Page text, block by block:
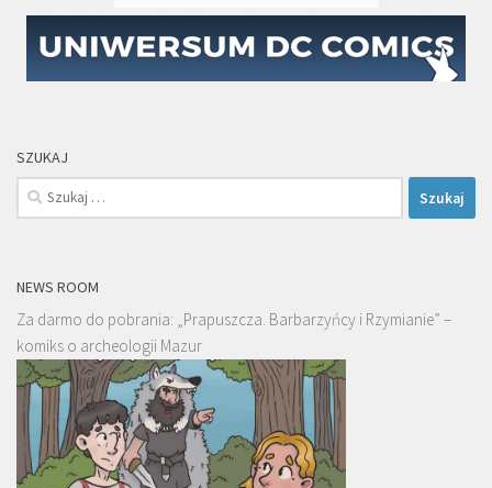
SZUKAJ
Szukaj:
NEWS ROOM
Za darmo do pobrania: „Prapuszcza. Barbarzyńcy i Rzymianie” –
komiks o archeologii Mazur